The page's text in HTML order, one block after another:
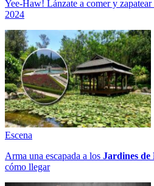
Yee-Haw! Lánzate a comer y zapatear
2024
Escena
Arma una escapada a los Jardines de
cómo llegar